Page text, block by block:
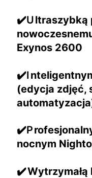
✔️Ultraszybką
Exynos 2600
✔️I
(edycja zdjęć,
✔️P
nocnym
✔️